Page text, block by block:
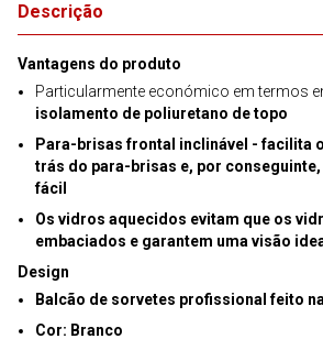
Descrição
Vantagens do produto
Particularmente económico em termos
isolamento de poliuretano de topo
Para-brisas frontal inclinável - facilita
trás do para-brisas e, por
fácil
Os vidros aquecidos evitam que os
embaciados e garantem uma visão
Design
Balcão de sorvetes profissional feito
Cor: Branco